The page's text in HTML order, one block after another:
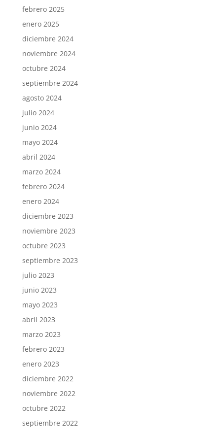
febrero 2025
enero 2025
diciembre 2024
noviembre 2024
octubre 2024
septiembre 2024
agosto 2024
julio 2024
junio 2024
mayo 2024
abril 2024
marzo 2024
febrero 2024
enero 2024
diciembre 2023
noviembre 2023
octubre 2023
septiembre 2023
julio 2023
junio 2023
mayo 2023
abril 2023
marzo 2023
febrero 2023
enero 2023
diciembre 2022
noviembre 2022
octubre 2022
septiembre 2022